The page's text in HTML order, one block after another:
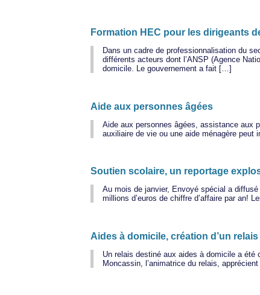
Formation HEC pour les dirigeants
Dans un cadre de professionnalisation du
différents acteurs dont l’ANSP (Agence
domicile. Le gouvernement a fait […]
Aide aux personnes âgées
Aide aux personnes âgées, assistance aux
auxiliaire de vie ou une aide ménagère peut
Soutien scolaire, un reportage
Au mois de janvier, Envoyé spécial a
millions d’euros de chiffre d’affaire par an!
Aides à domicile, création d’un relais
Un relais destiné aux aides à domicile a été
Moncassin, l’animatrice du relais,